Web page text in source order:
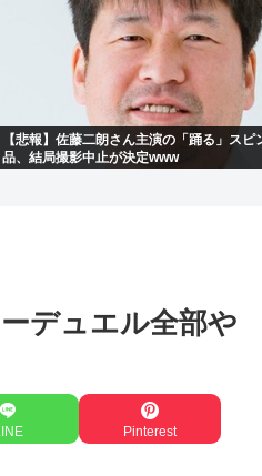
【悲報】佐藤二朗さん主演の「踊る」スピ
品、結局撮影中止が決定www
デュエル全部や
Pinterest